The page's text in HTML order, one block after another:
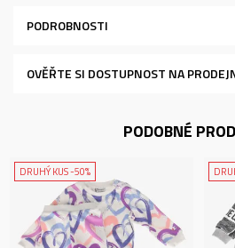
PODROBNOSTI
OVĚŘTE SI DOSTUPNOST NA
PODOBNÉ
DRUHÝ KUS -50%